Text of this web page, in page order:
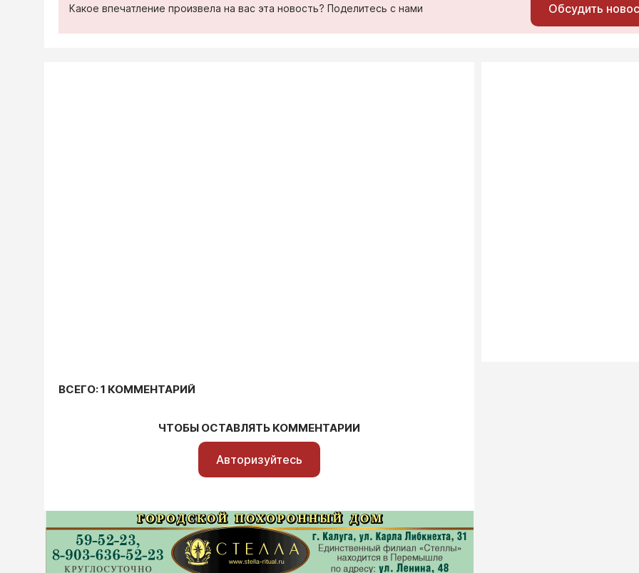
Какое впечатление произвела на вас эта новость? Поделитесь с нами Обсудить
ВСЕГО: 1 КОММЕНТАРИЙ
ЧТОБЫ ОСТАВЛЯТЬ КОММЕНТАРИИ
Авторизуйтесь